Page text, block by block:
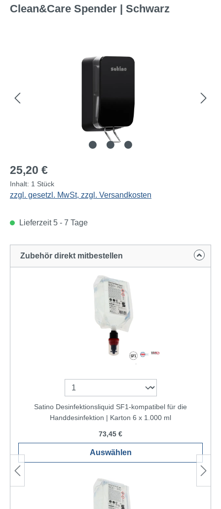
Clean&Care Spender | Schwarz
Regulärer Preis:
25,20 €
Inhalt: 1 Stück
zzgl. gesetzl. MwSt, zzgl. Versandkosten
Lieferzeit 5 - 7 Tage
Zubehör direkt mitbestellen
Satino Desinfektionsliquid SF1-kompatibel für die
Handdesinfektion | Karton 6 x 1.000 ml
73,45 €
Auswählen